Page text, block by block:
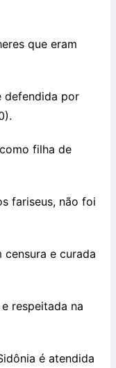
que eram
defendida por
filha de
fariseus, não foi
censura e curada
respeitada na
é atendida